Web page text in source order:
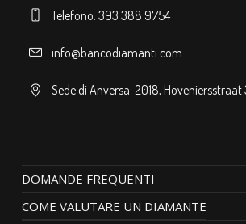
Telefono: 393 388 9754
info@bancodiamanti.com
Sede di Anversa: 2018, Hoveniersstraat
DOMANDE FREQUENTI
COME VALUTARE UN DIAMANTE